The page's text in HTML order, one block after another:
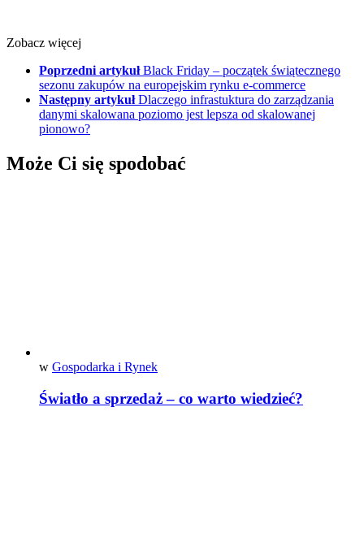
Zobacz więcej
Poprzedni artykuł Black Friday – początek świątecznego
sezonu zakupów na europejskim rynku e-commerce
Następny artykuł Dlaczego infrastuktura do zarządzania
danymi skalowana poziomo jest lepsza od skalowanej
pionowo?
Może Ci się spodobać
w Gospodarka i Rynek
Światło a sprzedaż – co warto wiedzieć?